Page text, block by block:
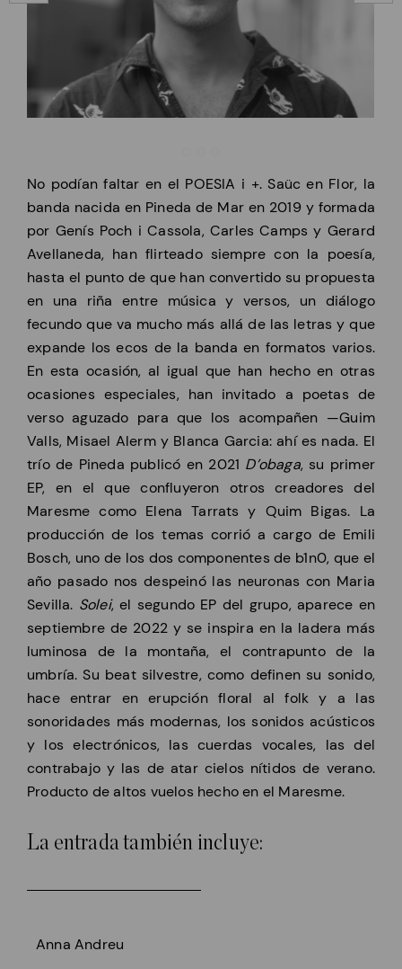
No podían faltar en el POESIA i +. Saüc en Flor, la
banda nacida en Pineda de Mar en 2019 y formada
por Genís Poch i Cassola, Carles Camps y Gerard
Avellaneda, han flirteado siempre con la poesía,
hasta el punto de que han convertido su propuesta
en una riña entre música y versos, un diálogo
fecundo que va mucho más allá de las letras y que
expande los ecos de la banda en formatos varios.
En esta ocasión, al igual que han hecho en otras
ocasiones especiales, han invitado a poetas de
verso aguzado para que los acompañen —Guim
Valls, Misael Alerm y Blanca Garcia: ahí es nada. El
trío de Pineda publicó en 2021 D’obaga, su primer
EP, en el que confluyeron otros creadores del
Maresme como Elena Tarrats y Quim Bigas. La
producción de los temas corrió a cargo de Emili
Bosch, uno de los dos componentes de b1n0, que el
año pasado nos despeinó las neuronas con Maria
Sevilla. Solei, el segundo EP del grupo, aparece en
septiembre de 2022 y se inspira en la ladera más
luminosa de la montaña, el contrapunto de la
umbría. Su beat silvestre, como definen su sonido,
hace entrar en erupción floral al folk y a las
sonoridades más modernas, los sonidos acústicos
y los electrónicos, las cuerdas vocales, las del
contrabajo y las de atar cielos nítidos de verano.
Producto de altos vuelos hecho en el Maresme.
La entrada también incluye:
Anna Andreu